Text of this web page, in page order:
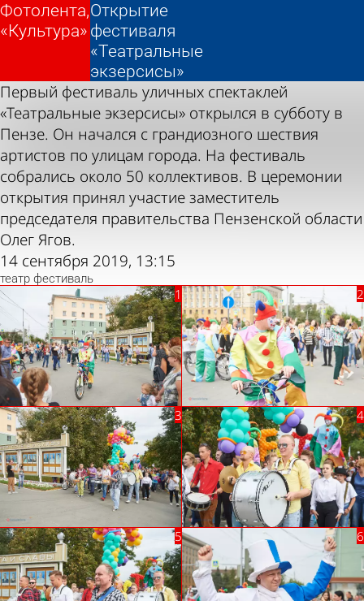
Открытие
фестиваля
«Театральные
экзерсисы»
Фотолента,
«Культура»
Первый фестиваль уличных спектаклей
«Театральные экзерсисы» открылся в субботу в
Пензе. Он начался с грандиозного шествия
артистов по улицам города. На фестиваль
собрались около 50 коллективов. В церемонии
открытия принял участие заместитель
председателя правительства Пензенской области
Олег Ягов.
14 сентября 2019, 13:15
театр фестиваль
Открытие
фестиваля
«Театральные
экзерсисы»
Фотолента,
«Культура»